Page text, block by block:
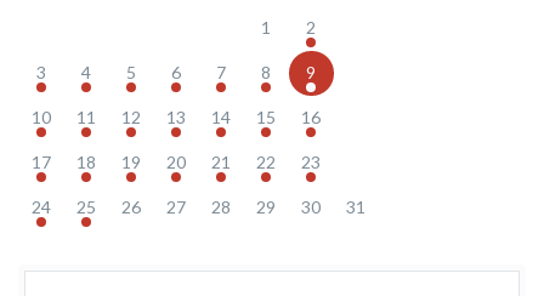
1 2
3 4 5 6 7 8 9
10 11 12 13 14 15 16
17 18 19 20 21 22 23
24 25 26 27 28 29 30 31